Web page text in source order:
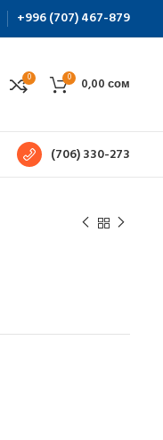
+996 (707) 467-879
0 0 0,00сом
(706) 330-273